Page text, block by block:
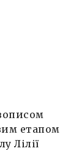
етапом
Лілії